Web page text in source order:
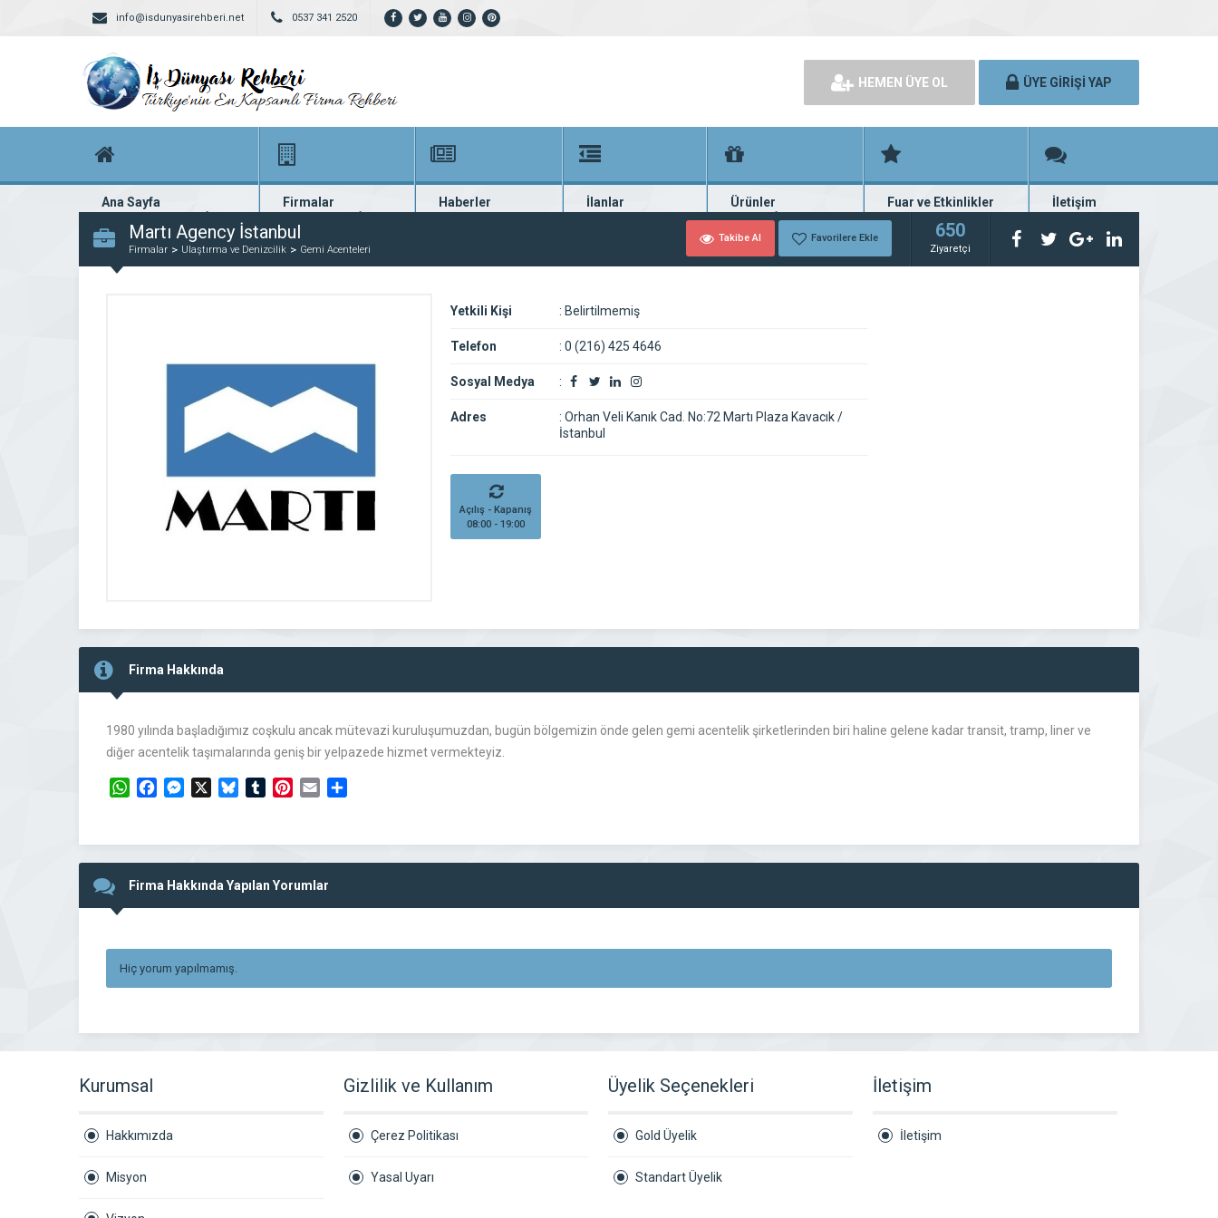
info@isdunyasirehberi.net 0537 341 2520
HEMEN ÜYE OL ÜYE GİRİŞİ YAP
Ana Sayfa
Firma rehberi ana sayfanız
Firmalar
Yüzlerce kayıtlı firma
Haberler
En güncel haberler
İlanlar
Güncel seri ilanlar
Ürünler
Binlerce firma ürünü
Fuar ve Etkinlikler
Fuar ve etkinlik planları
İletişim
Bize ulaşın
Martı Agency İstanbul
Firmalar Ulaştırma ve Denizcilik Gemi Acenteleri
Takibe Al Favorilere Ekle 650
Ziyaretçi
Yetkili Kişi : Belirtilmemiş
Telefon : 0 (216) 425 4646
Sosyal Medya :
Adres : Orhan Veli Kanık Cad. No:72 Martı Plaza Kavacık /
İstanbul
Açılış - Kapanış
08:00 - 19:00
Firma Hakkında
1980 yılında başladığımız coşkulu ancak mütevazi kuruluşumuzdan, bugün bölgemizin önde gelen gemi acentelik şirketlerinden biri haline gelene kadar transit, tramp, liner ve
diğer acentelik taşımalarında geniş bir yelpazede hizmet vermekteyiz.
WhatsAppFacebookMessengerBlueskyTumblrPinterest
Email
Firma Hakkında Yapılan Yorumlar
Hiç yorum yapılmamış.
Kurumsal
Hakkımızda
Misyon
Gizlilik ve Kullanım
Çerez Politikası
Yasal Uyarı
Üyelik Seçenekleri
Gold Üyelik
Standart Üyelik
İletişim
İletişim